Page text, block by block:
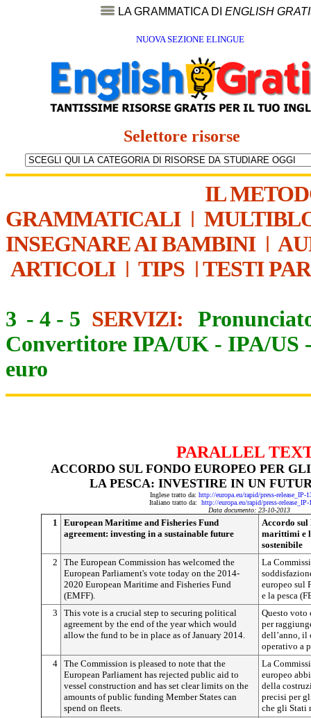
LA GRAMMATICA DI ENGLISH
NUOVA SEZIONE ELINGUE
Selettore risorse
IL
GRAMMATICALI|
INSEGNARE AI BAMBINI|
ARTICOLI| TIPS | TESTI
3 - 4 - 5 SERVIZI:
Convertitore IPA/UK - IPA/US
euro
PARALLEL
ACCORDO SUL FONDO EUROPEO PER
LA PESCA: INVESTIRE IN UN
Inglese tratto da: http://europa.eu/rapid/press-release_IP-
Italiano tratto da: http://europa.eu/rapid/press-
Data documento: 23-10-2013
1
European Maritime and Fisheries Fund
agreement: investing in a sustainable future
Accordo
marittimi e
sostenibile
2
The European Commission has welcomed the
European Parliament's vote today on the 2014-
2020 European Maritime and Fisheries Fund
(EMFF).
La
europeo sul
e la pesca
3
This vote is a crucial step to securing political
agreement by the end of the year which would
allow the fund to be in place as of January 2014.
Questo voto
per
dell’anno, il
operativo a
4 The Commission is pleased to note that the
European Parliament has rejected public aid to
vessel construction and has set clear limits on the
amounts of public funding Member States can
spend on fleets.
La
europeo
della
precisi per
che gli Stati